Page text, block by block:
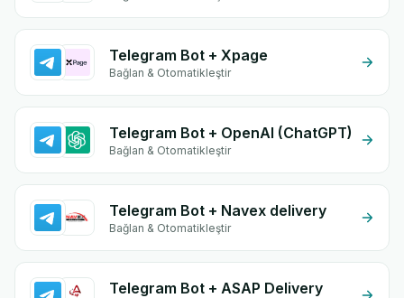
Telegram Bot + Xpage
Bağlan & Otomatikleştir
Telegram Bot + OpenAI (ChatGPT)
Bağlan & Otomatikleştir
Telegram Bot + Navex delivery
Bağlan & Otomatikleştir
Telegram Bot + ASAP Delivery